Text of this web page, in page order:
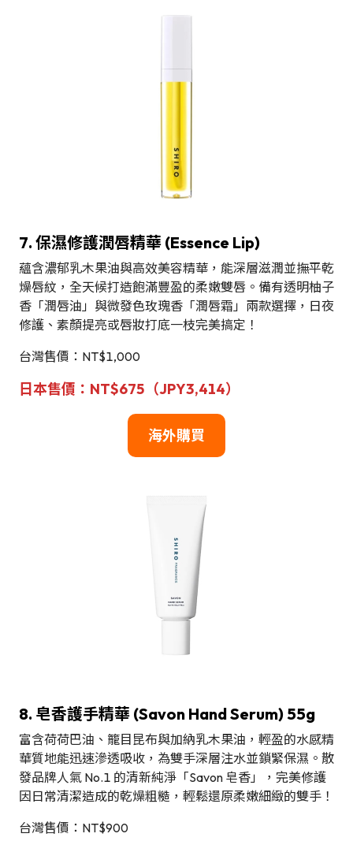
7. 保濕修護潤唇精華 (Essence Lip)
蘊含濃郁乳木果油與高效美容精華，能深層滋潤並撫平乾
燥唇紋，全天候打造飽滿豐盈的柔嫩雙唇。備有透明柚子
香「潤唇油」與微發色玫瑰香「潤唇霜」兩款選擇，日夜
修護、素顏提亮或唇妝打底一枝完美搞定！
台灣售價：NT$1,000
日本售價：NT$675（JPY3,414）
海外購買
8. 皂香護手精華 (Savon Hand Serum) 55g
富含荷荷巴油、籠目昆布與加納乳木果油，輕盈的水感精
華質地能迅速滲透吸收，為雙手深層注水並鎖緊保濕。散
發品牌人氣 No.1 的清新純淨「Savon 皂香」，完美修護
因日常清潔造成的乾燥粗糙，輕鬆還原柔嫩細緻的雙手！
台灣售價：NT$900